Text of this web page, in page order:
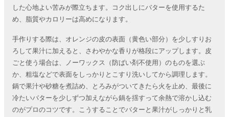
した心地よい苦みが際立ちます。コク出しにバターを使用するた
め、脂質やカロリーは高めになります。
手作りする際は、オレンジの皮の表面（黄色い部分）を少しすりお
ろして果汁に加えると、さわやかな香りが格段にアップします。皮
ごと使う場合は、ノーワックス（防ばい剤不使用）のものを選ぶ
か、粗塩などで表面をしっかりとこすり洗いしてから調理します。
鍋で果汁や砂糖を煮詰め、とろみがついてきたら火を止め、最後に
冷たいバターを少しずつ加えながら鍋を揺すって余熱で溶かし込む
のがプロのコツです。こうすることでバターと果汁がしっかりと乳